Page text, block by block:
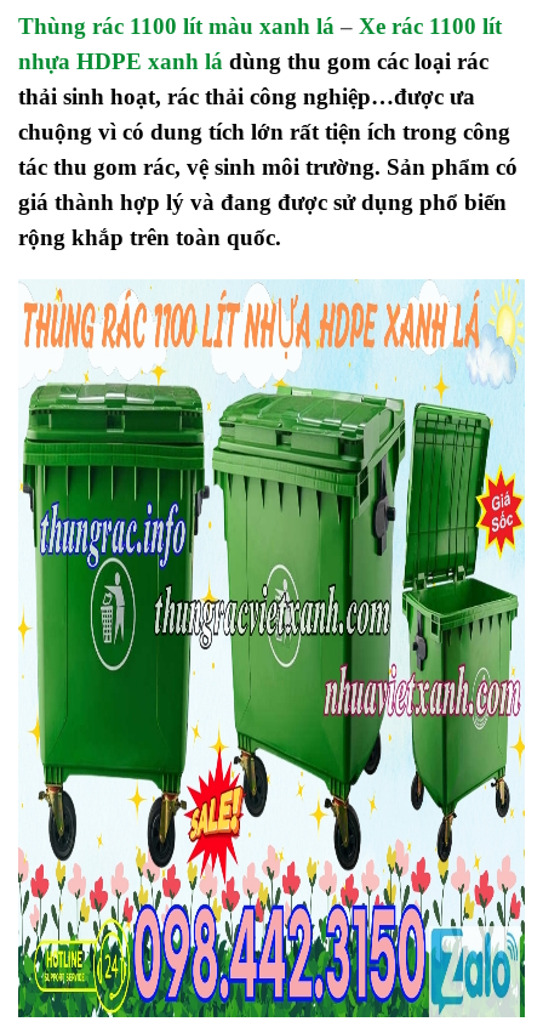
Thùng rác 1100 lít màu xanh lá – Xe rác 1100 lít
nhựa HDPE xanh lá dùng thu gom các loại rác
thải sinh hoạt, rác thải công nghiệp…được ưa
chuộng vì có dung tích lớn rất tiện ích trong công
tác thu gom rác, vệ sinh môi trường. Sản phẩm có
giá thành hợp lý và đang được sử dụng phổ biến
rộng khắp trên toàn quốc.